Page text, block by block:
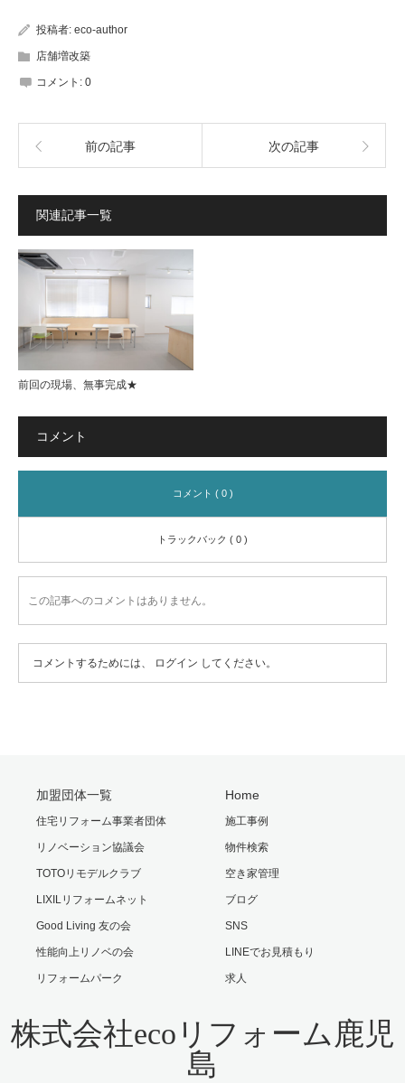
投稿者: eco-author
店舗増改築
コメント: 0
前の記事 次の記事
関連記事一覧
前回の現場、無事完成★
コメント
コメント ( 0 )
トラックバック ( 0 )
この記事へのコメントはありません。
コメントするためには、 ログイン してください。
加盟団体一覧
住宅リフォーム事業者団体
リノベーション協議会
TOTOリモデルクラブ
LIXILリフォームネット
Good Living 友の会
性能向上リノベの会
リフォームパーク
Home
施工事例
物件検索
空き家管理
ブログ
SNS
LINEでお見積もり
求人
株式会社ecoリフォーム鹿児
島